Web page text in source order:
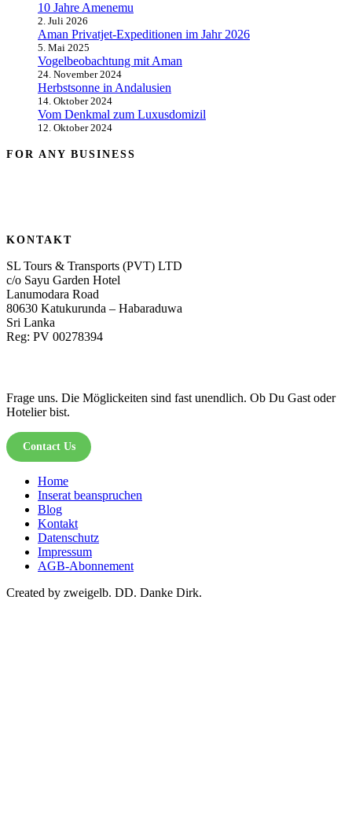
10 Jahre Amenemu
2. Juli 2026
Aman Privatjet-Expeditionen im Jahr 2026
5. Mai 2025
Vogelbeobachtung mit Aman
24. November 2024
Herbstsonne in Andalusien
14. Oktober 2024
Vom Denkmal zum Luxusdomizil
12. Oktober 2024
FOR ANY BUSINESS
KONTAKT
SL Tours & Transports (PVT) LTD
c/o Sayu Garden Hotel
Lanumodara Road
80630 Katukurunda – Habaraduwa
Sri Lanka
Reg: PV 00278394
Frage uns. Die Möglickeiten sind fast unendlich. Ob Du Gast oder
Hotelier bist.
Contact Us
Home
Inserat beanspruchen
Blog
Kontakt
Datenschutz
Impressum
AGB-Abonnement
Created by zweigelb. DD. Danke Dirk.